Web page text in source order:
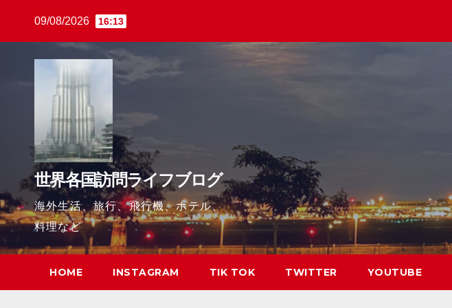
09/08/2026 16:13
世界各国訪問ライフブログ
海外生活、旅行、飛行機、ホテル、
料理など
HOME INSTAGRAM TIK TOK TWITTER YOUTUBE